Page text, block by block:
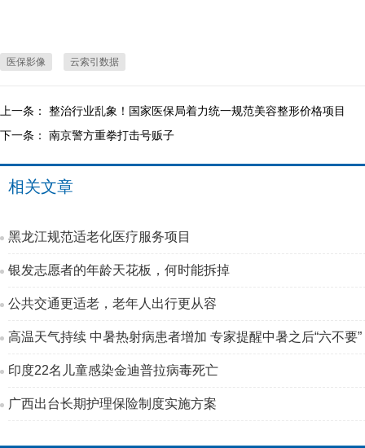
医保影像 云索引数据
上一条： 整治行业乱象！国家医保局着力统一规范美容整形价格项目
下一条： 南京警方重拳打击号贩子
相关文章
黑龙江规范适老化医疗服务项目
银发志愿者的年龄天花板，何时能拆掉
公共交通更适老，老年人出行更从容
高温天气持续 中暑热射病患者增加 专家提醒中暑之后“六不要”
印度22名儿童感染金迪普拉病毒死亡
广西出台长期护理保险制度实施方案